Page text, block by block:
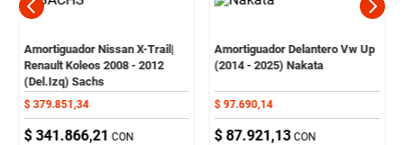
Amortiguador Nissan X-Trail|
Renault Koleos 2008 - 2012
(Del.Izq) Sachs
$ 379.851 ,34
$ 341.866,21 CON
Amortiguador Delantero Vw Up
(2014 - 2025) Nakata
$ 97.690,14
$ 87.921,13 CON